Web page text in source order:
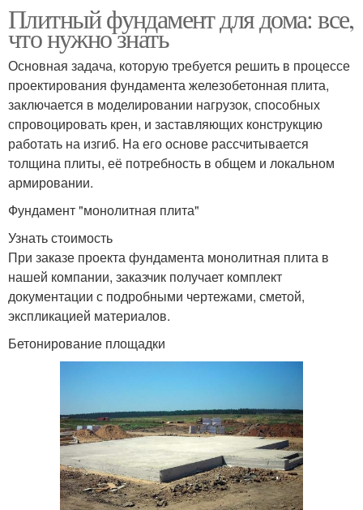
Плитный фундамент для дома: все,
что нужно знать
Основная задача, которую требуется решить в процессе
проектирования фундамента железобетонная плита,
заключается в моделировании нагрузок, способных
спровоцировать крен, и заставляющих конструкцию
работать на изгиб. На его основе рассчитывается
толщина плиты, её потребность в общем и локальном
армировании.
Фундамент "монолитная плита"
Узнать стоимость
При заказе проекта фундамента монолитная плита в
нашей компании, заказчик получает комплект
документации с подробными чертежами, сметой,
экспликацией материалов.
Бетонирование площадки